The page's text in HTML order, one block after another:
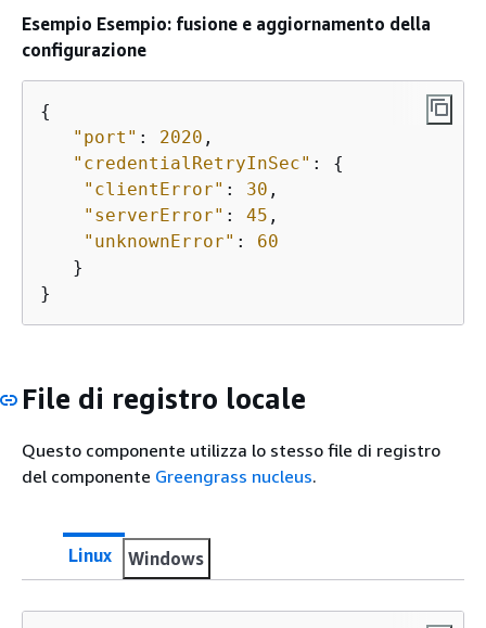
Esempio Esempio: fusione e aggiornamento della
configurazione
{
"port" : 2020 ,
"credentialRetryInSec" : {
"clientError" : 30 ,
"serverError" : 45 ,
"unknownError" : 60
   }
}
File di registro locale
Questo componente utilizza lo stesso file di registro
del componente Greengrass nucleus.
Linux Windows